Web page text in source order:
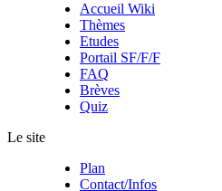
Accueil Wiki
Thèmes
Etudes
Portail SF/F/F
FAQ
Brèves
Quiz
Le site
Plan
Contact/Infos